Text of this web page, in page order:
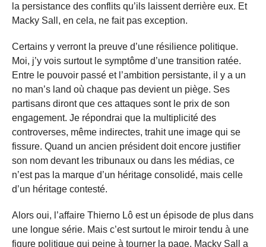
la persistance des conflits qu’ils laissent derrière eux. Et
Macky Sall, en cela, ne fait pas exception.
Certains y verront la preuve d’une résilience politique.
Moi, j’y vois surtout le symptôme d’une transition ratée.
Entre le pouvoir passé et l’ambition persistante, il y a un
no man’s land où chaque pas devient un piège. Ses
partisans diront que ces attaques sont le prix de son
engagement. Je répondrai que la multiplicité des
controverses, même indirectes, trahit une image qui se
fissure. Quand un ancien président doit encore justifier
son nom devant les tribunaux ou dans les médias, ce
n’est pas la marque d’un héritage consolidé, mais celle
d’un héritage contesté.
Alors oui, l’affaire Thierno Lô est un épisode de plus dans
une longue série. Mais c’est surtout le miroir tendu à une
figure politique qui peine à tourner la page. Macky Sall a